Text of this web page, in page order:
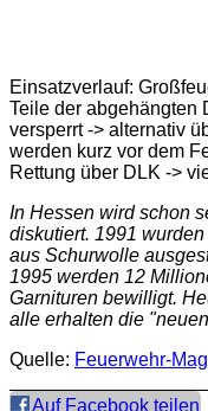
Einsatzverlauf:
Teile der abgehängten
versperrt -> alternativ
werden kurz vor dem
Rettung über DLK ->
In Hessen wird schon
diskutiert. 1991
aus Schurwolle
1995 werden 12
Garnituren bewilligt.
alle erhalten die
Quelle: Feuerwehr-
Auf Facebook teilen